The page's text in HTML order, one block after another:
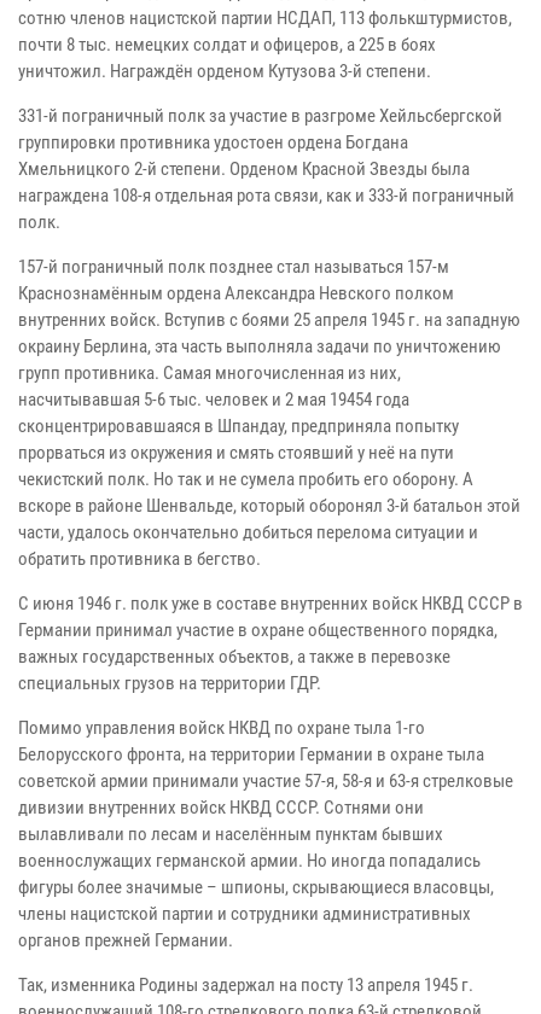
сотню членов нацистской партии НСДАП, 113 фолькштурмистов,
почти 8 тыс. немецких солдат и офицеров, а 225 в боях
уничтожил. Награждён орденом Кутузова 3-й степени.
331-й пограничный полк за участие в разгроме Хейльсбергской
группировки противника удостоен ордена Богдана
Хмельницкого 2-й степени. Орденом Красной Звезды была
награждена 108-я отдельная рота связи, как и 333-й пограничный
полк.
157-й пограничный полк позднее стал называться 157-м
Краснознамённым ордена Александра Невского полком
внутренних войск. Вступив с боями 25 апреля 1945 г. на западную
окраину Берлина, эта часть выполняла задачи по уничтожению
групп противника. Самая многочисленная из них,
насчитывавшая 5-6 тыс. человек и 2 мая 19454 года
сконцентрировавшаяся в Шпандау, предприняла попытку
прорваться из окружения и смять стоявший у неё на пути
чекистский полк. Но так и не сумела пробить его оборону. А
вскоре в районе Шенвальде, который оборонял 3-й батальон этой
части, удалось окончательно добиться перелома ситуации и
обратить противника в бегство.
С июня 1946 г. полк уже в составе внутренних войск НКВД СССР в
Германии принимал участие в охране общественного порядка,
важных государственных объектов, а также в перевозке
специальных грузов на территории ГДР.
Помимо управления войск НКВД по охране тыла 1-го
Белорусского фронта, на территории Германии в охране тыла
советской армии принимали участие 57-я, 58-я и 63-я стрелковые
дивизии внутренних войск НКВД СССР. Сотнями они
вылавливали по лесам и населённым пунктам бывших
военнослужащих германской армии. Но иногда попадались
фигуры более значимые – шпионы, скрывающиеся власовцы,
члены нацистской партии и сотрудники административных
органов прежней Германии.
Так, изменника Родины задержал на посту 13 апреля 1945 г.